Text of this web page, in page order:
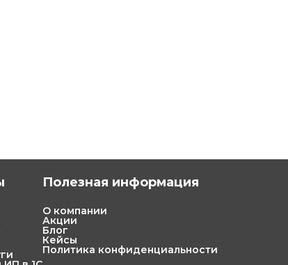
Полезная информация
О компании
Акции
Блог
Кейсы
Политика конфиденциальности